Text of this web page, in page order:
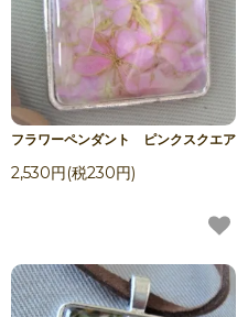
フラワーペンダント ピンクスクエア
2,530円(税230円)